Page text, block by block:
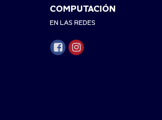
COMPUTACIÓN
EN LAS REDES